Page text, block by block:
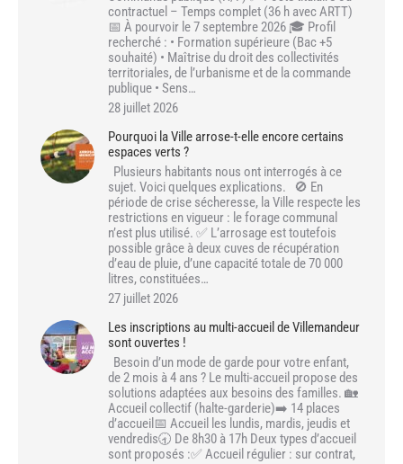
contractuel – Temps complet (36 h avec ARTT)
📅 À pourvoir le 7 septembre 2026 🎓 Profil
recherché : • Formation supérieure (Bac +5
souhaité) • Maîtrise du droit des collectivités
territoriales, de l’urbanisme et de la commande
publique • Sens…
28 juillet 2026
Pourquoi la Ville arrose-t-elle encore certains
espaces verts ?
Plusieurs habitants nous ont interrogés à ce
sujet. Voici quelques explications. 🚫 En
période de crise sécheresse, la Ville respecte les
restrictions en vigueur : le forage communal
n’est plus utilisé. ✅ L’arrosage est toutefois
possible grâce à deux cuves de récupération
d’eau de pluie, d’une capacité totale de 70 000
litres, constituées…
27 juillet 2026
Les inscriptions au multi-accueil de Villemandeur
sont ouvertes !
Besoin d’un mode de garde pour votre enfant,
de 2 mois à 4 ans ? Le multi-accueil propose des
solutions adaptées aux besoins des familles. 🏡
Accueil collectif (halte-garderie)➡️ 14 places
d’accueil📅 Accueil les lundis, mardis, jeudis et
vendredis🕣 De 8h30 à 17h Deux types d’accueil
sont proposés :✅ Accueil régulier : sur contrat,